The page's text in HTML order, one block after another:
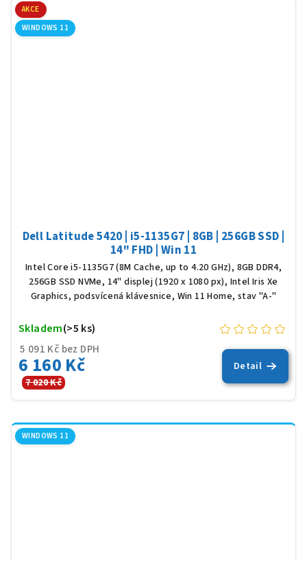
AKCE
WINDOWS 11
Dell Latitude 5420 | i5-1135G7 | 8GB | 256GB SSD |
14" FHD | Win 11
Intel Core i5-1135G7 (8M Cache, up to 4.20 GHz), 8GB DDR4,
256GB SSD NVMe, 14" displej (1920 x 1080 px), Intel Iris Xe
Graphics, podsvícená klávesnice, Win 11 Home, stav "A-"
5 091 Kč bez DPH
6 160 Kč
7 020 Kč
Skladem(>5 ks)
Detail
WINDOWS 11